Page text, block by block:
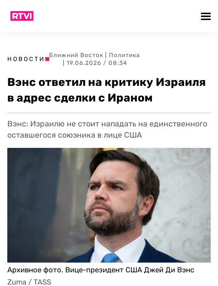
НОВОСТИ
Ближний Восток
Политика
| 19.06.2026 / 08:34
Вэнс ответил на критику Израиля
в адрес сделки с Ираном
Вэнс: Израилю не стоит нападать на единственного
оставшегося союзника в лице США
Архивное фото. Вице-президент США Джей Ди Вэнс
Zuma / TASS